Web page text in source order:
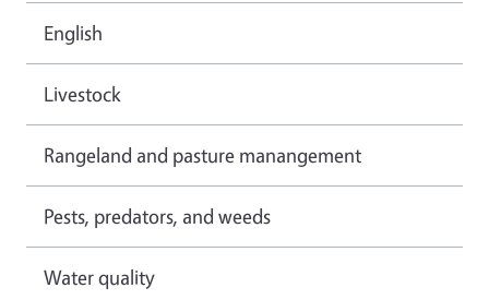
English
Livestock
Rangeland and pasture manangement
Pests, predators, and weeds
Water quality